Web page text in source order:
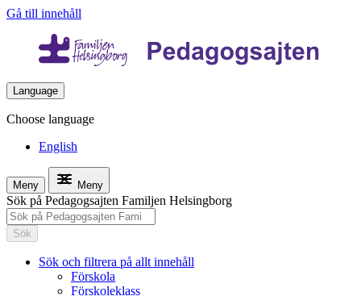
Gå till innehåll
Language
Choose language
English
Meny Meny
Sök på Pedagogsajten Familjen Helsingborg
Sök
Sök och filtrera på allt innehåll
Förskola
Förskoleklass